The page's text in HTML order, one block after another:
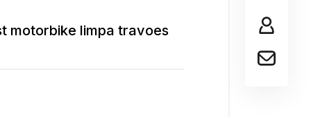
e Tupias
motorbike limpa travoes